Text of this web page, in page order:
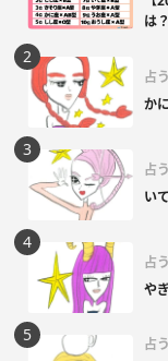
は
占う
か
占う
い
占う
や
占う